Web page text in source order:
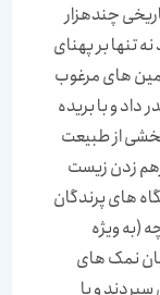
چندهزار
بر پهنای
های مرغوب
و با بریده
از طبیعت
زدن زیست
های پرندگان
ویژه
نمک های
و با